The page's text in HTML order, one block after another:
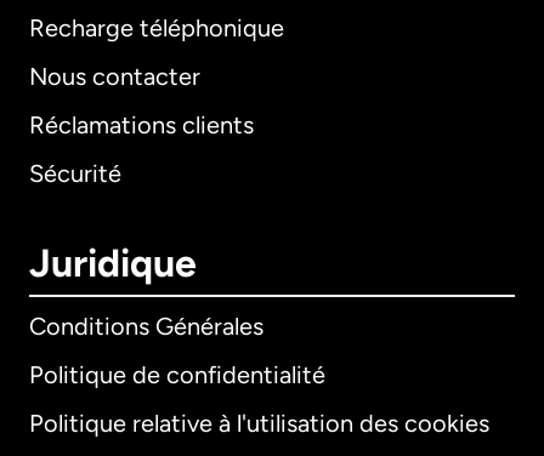
Recharge téléphonique
Nous contacter
Réclamations clients
Sécurité
Juridique
Conditions Générales
Politique de confidentialité
Politique relative à l'utilisation des cookies